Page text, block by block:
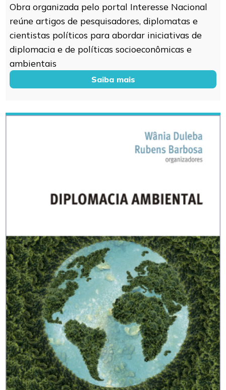
Obra organizada pelo portal Interesse Nacional
reúne artigos de pesquisadores, diplomatas e
cientistas políticos para abordar iniciativas de
diplomacia e de políticas socioeconômicas e
ambientais
Saiba mais